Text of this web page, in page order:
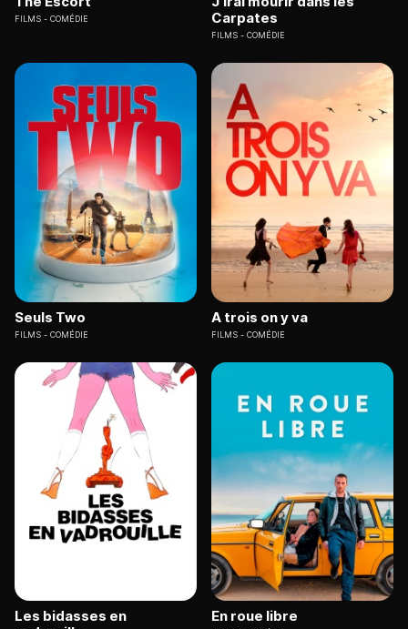
FILMS COMÉDIE
Carpates
FILMS COMÉDIE
Seuls Two
FILMS COMÉDIE
A trois on y va
FILMS COMÉDIE
Les bidasses en
En roue libre